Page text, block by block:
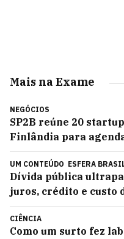
Mais na Exame
NEGÓCIOS
SP2B reúne 20
Finlândia para
UM CONTEÚDO ESFERA
Dívida pública
juros, crédito e custo
CIÊNCIA
Como um surto fez